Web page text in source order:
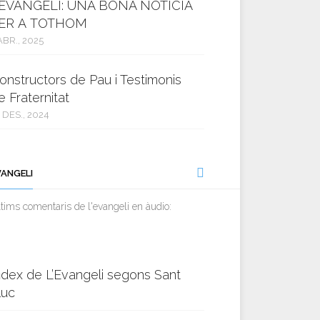
UNA BONA NOTÍCIA
A TOTHOM
2025
de Pau i Testimonis
Fraternitat
DES., 2024
comentaris de l'evangeli en àudio:
de L’Evangeli segons Sant